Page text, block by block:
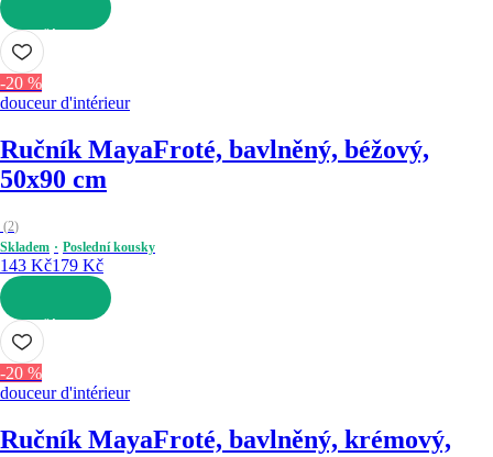
DO KOŠÍKU
-20 %
douceur d'intérieur
Ručník MayaFroté, bavlněný, béžový,
50x90 cm
(2)
Skladem
Poslední kousky
143 Kč179 Kč
DO KOŠÍKU
-20 %
douceur d'intérieur
Ručník MayaFroté, bavlněný, krémový,